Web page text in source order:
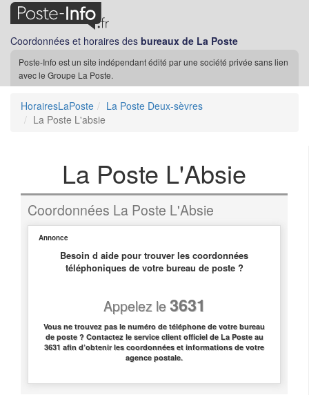
Coordonnées et horaires des bureaux de La Poste
Poste-Info est un site indépendant édité par une société privée sans lien
avec le Groupe La Poste.
HorairesLaPoste
La Poste Deux-sèvres
La Poste L'absie
La Poste L'Absie
Coordonnées La Poste L'Absie
Annonce
Besoin d aide pour trouver les coordonnées
téléphoniques de votre bureau de poste ?
Appelez le3631
Vous ne trouvez pas le numéro de téléphone de votre bureau
de poste ? Contactez le service client officiel de La Poste au
3631 afin d’obtenir les coordonnées et informations de votre
agence postale.